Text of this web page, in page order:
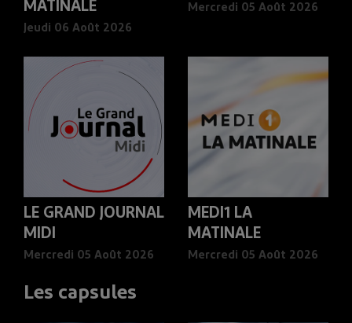
MATINALE
Jeudi 06 Août 2026
Mercredi 05 Août 2026
LE GRAND JOURNAL
MIDI
Mercredi 05 Août 2026
MEDI1 LA
MATINALE
Mercredi 05 Août 2026
Les capsules